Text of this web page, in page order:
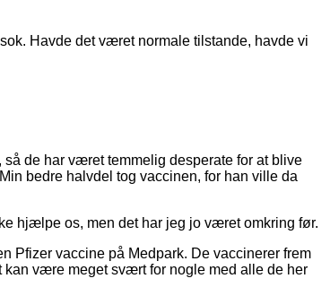
Havde det været normale tilstande, havde vi
de har været temmelig desperate for at blive
bedre halvdel tog vaccinen, for han ville da
hjælpe os, men det har jeg jo været omkring før.
Pfizer vaccine på Medpark. De vaccinerer frem
være meget svært for nogle med alle de her